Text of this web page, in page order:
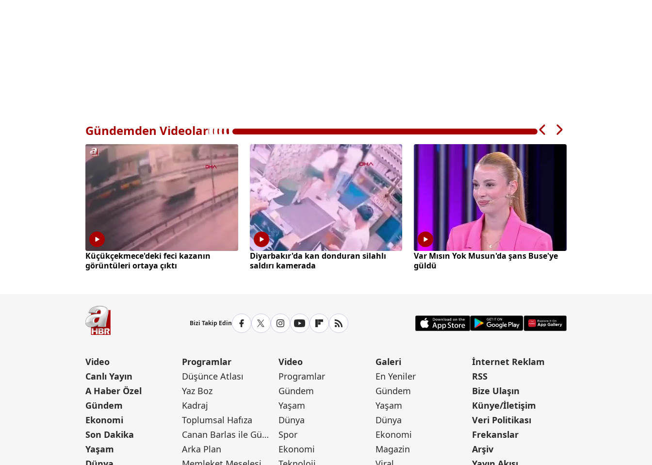
Gündemden Videolar
Küçükçekmece'deki feci kazanın
görüntüleri ortaya çıktı
Diyarbakır'da kan donduran silahlı
saldırı kamerada
Var Mısın Yok Musun'da şans Buse'ye
güldü
Bizi Takip Edin
Video
Canlı Yayın
A Haber Özel
Gündem
Ekonomi
Son Dakika
Yaşam
Programlar
Düşünce Atlası
Yaz Boz
Kadraj
Toplumsal Hafıza
Canan Barlas ile Gündem
Arka Plan
Video
Programlar
Gündem
Yaşam
Dünya
Spor
Ekonomi
Galeri
En Yeniler
Gündem
Yaşam
Dünya
Ekonomi
Magazin
İnternet Reklam
RSS
Bize Ulaşın
Künye/İletişim
Veri Politikası
Frekanslar
Arşiv